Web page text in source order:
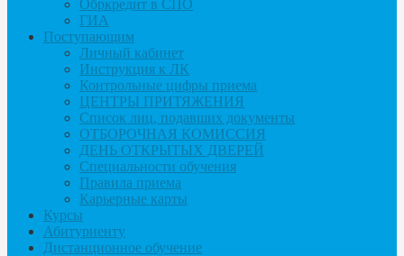
Обркредит в СПО
ГИА
Поступающим
Личный кабинет
Инструкция к ЛК
Контрольные цифры приема
ЦЕНТРЫ ПРИТЯЖЕНИЯ
Список лиц, подавших документы
ОТБОРОЧНАЯ КОМИССИЯ
ДЕНЬ ОТКРЫТЫХ ДВЕРЕЙ
Специальности обучения
Правила приема
Карьерные карты
Курсы
Абитуриенту
Дистанционное обучение